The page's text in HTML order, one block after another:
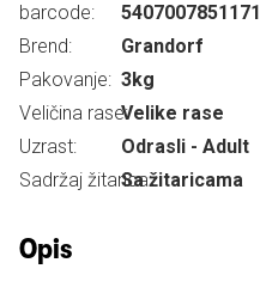
barcode:
5407007851171
Brend:
Grandorf
Pakovanje: 3kg
Veličina rase:Velike rase
Uzrast:
Odrasli - Adult
Sadržaj žitarica:Sa žitaricama
Opis